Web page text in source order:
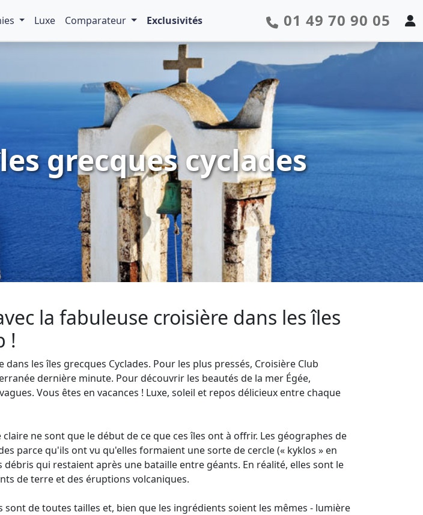
Luxe Comparateur Exclusivités 01 49 70 90 05
grecques cyclades
la fabuleuse croisière dans les îles
!
les îles grecques Cyclades. Pour les plus pressés, Croisière Club
dernière minute. Pour découvrir les beautés de la mer Égée,
Vous êtes en vacances ! Luxe, soleil et repos délicieux entre chaque
ne sont que le début de ce que ces îles ont à offrir. Les géographes de
parce qu'ils ont vu qu'elles formaient une sorte de cercle (« kyklos » en
qui restaient après une bataille entre géants. En réalité, elles sont le
de terre et des éruptions volcaniques.
de toutes tailles et, bien que les ingrédients soient les mêmes - lumière